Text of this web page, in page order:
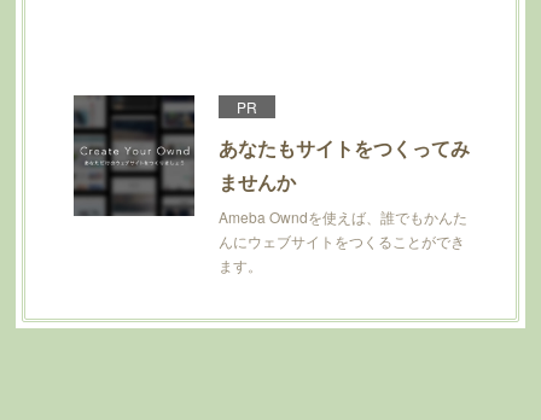
PR
あなたもサイトをつくってみ
ませんか
Ameba Owndを使えば、誰でもかんた
んにウェブサイトをつくることができ
ます。